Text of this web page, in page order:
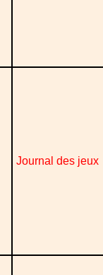
Journal des jeux